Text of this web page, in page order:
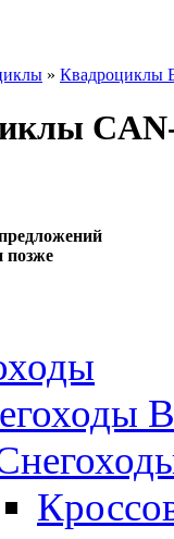
» Квадроциклы
позже